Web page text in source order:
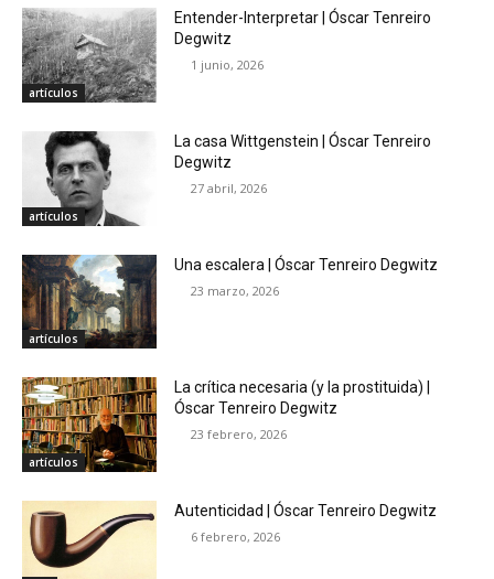
artículos
Entender-Interpretar | Óscar Tenreiro
Degwitz
1 junio, 2026
artículos
La casa Wittgenstein | Óscar Tenreiro
Degwitz
27 abril, 2026
artículos
Una escalera | Óscar Tenreiro Degwitz
23 marzo, 2026
artículos
La crítica necesaria (y la prostituida) |
Óscar Tenreiro Degwitz
23 febrero, 2026
Autenticidad | Óscar Tenreiro Degwitz
6 febrero, 2026